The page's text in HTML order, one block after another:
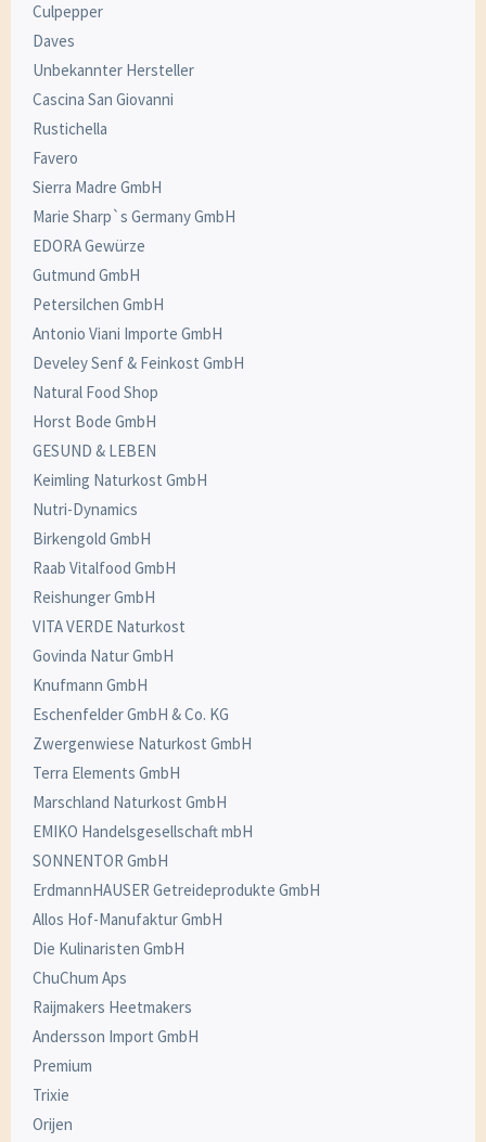
Culpepper
Daves
Unbekannter Hersteller
Cascina San Giovanni
Rustichella
Favero
Sierra Madre GmbH
Marie Sharp`s Germany GmbH
EDORA Gewürze
Gutmund GmbH
Petersilchen GmbH
Antonio Viani Importe GmbH
Develey Senf & Feinkost GmbH
Natural Food Shop
Horst Bode GmbH
GESUND & LEBEN
Keimling Naturkost GmbH
Nutri-Dynamics
Birkengold GmbH
Raab Vitalfood GmbH
Reishunger GmbH
VITA VERDE Naturkost
Govinda Natur GmbH
Knufmann GmbH
Eschenfelder GmbH & Co. KG
Zwergenwiese Naturkost GmbH
Terra Elements GmbH
Marschland Naturkost GmbH
EMIKO Handelsgesellschaft mbH
SONNENTOR GmbH
ErdmannHAUSER Getreideprodukte GmbH
Allos Hof-Manufaktur GmbH
Die Kulinaristen GmbH
ChuChum Aps
Raijmakers Heetmakers
Andersson Import GmbH
Premium
Trixie
Orijen